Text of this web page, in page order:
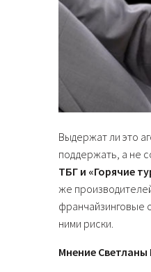
Выдержат ли это
поддержать, а не
ТБГ и «Горячие
же
франчайзинговые
ними риски.
Мнение